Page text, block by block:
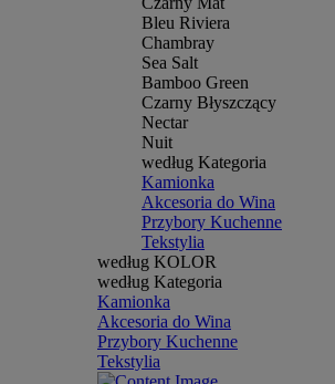
Bleu Riviera
Chambray
Sea Salt
Bamboo Green
Czarny Błyszczący
Nectar
Nuit
według Kategoria
Kamionka
Akcesoria do Wina
Przybory Kuchenne
Tekstylia
według KOLOR
według Kategoria
Kamionka
Akcesoria do Wina
Przybory Kuchenne
Tekstylia